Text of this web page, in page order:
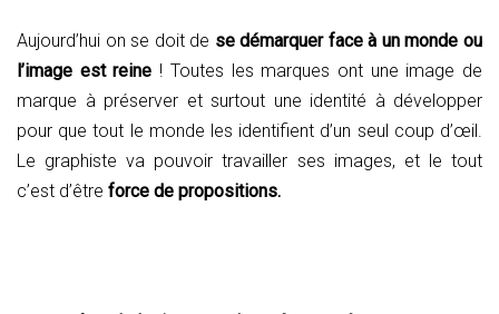
Aujourd’hui on se doit de se démarquer face à un monde ou
l’image est reine ! Toutes les marques ont une image de
marque à préserver et surtout une identité à développer
pour que tout le monde les identifient d’un seul coup d’œil.
Le graphiste va pouvoir travailler ses images, et le tout
c’est d’être force de propositions.